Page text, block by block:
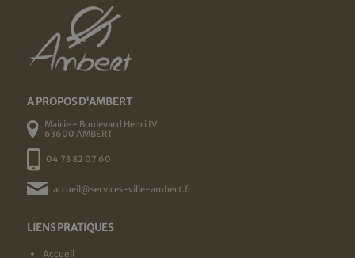
A PROPOS D'AMBERT
Mairie - Boulevard Henri IV
63600 AMBERT
04 73 82 07 60
accueil@services-ville-ambert.fr
LIENS PRATIQUES
Accueil